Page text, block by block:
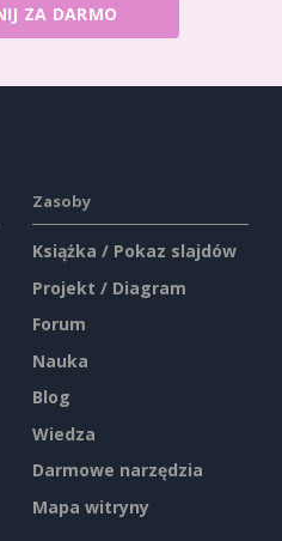
ZA DARMO
Zasoby
Książka / Pokaz slajdów
Projekt / Diagram
Forum
Nauka
Blog
Wiedza
Darmowe narzędzia
Mapa witryny